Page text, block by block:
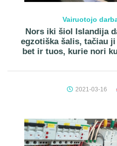
Vairuotojo
Nors iki šiol Islandija
egzotiška šalis, tačiau
bet ir tuos, kurie nori
2021-03-16